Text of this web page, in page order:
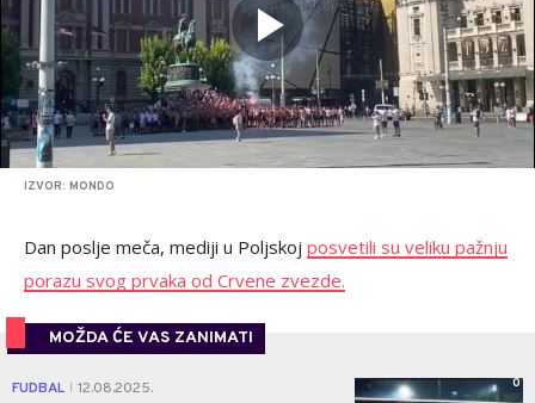
IZVOR: MONDO
Dan poslje meča, mediji u Poljskoj posvetili su veliku pažnju
porazu svog prvaka od Crvene zvezde.
MOŽDA ĆE VAS ZANIMATI
FUDBAL 12.08.2025. 0